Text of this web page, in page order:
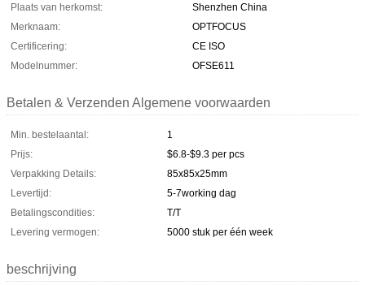
Plaats van herkomst:
Shenzhen China
Merknaam:
OPTFOCUS
Certificering:
CE ISO
Modelnummer:
OFSE611
Betalen & Verzenden Algemene voorwaarden
Min. bestelaantal:
1
Prijs:
$6.8-$9.3 per pcs
Verpakking Details:
85x85x25mm
Levertijd:
5-7working dag
Betalingscondities:
T/T
Levering vermogen:
5000 stuk per één week
beschrijving